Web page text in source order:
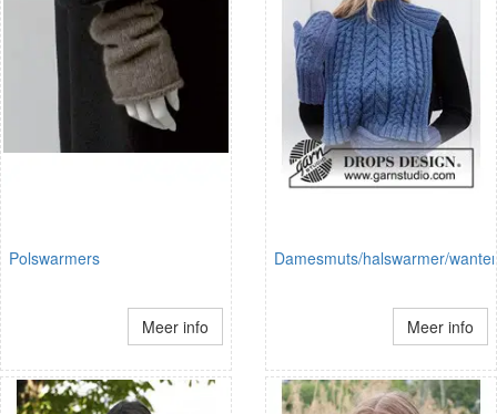
Polswarmers
Meer info
Damesmuts/halswarmer/
Meer info